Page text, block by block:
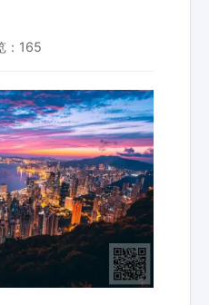
： 165